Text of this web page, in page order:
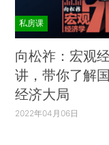
私房课
向松祚：宏观
讲，带你了解
经济大局
2022年04月06日